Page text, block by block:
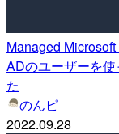
Managed
ADのユーザーを
た
のんピ
2022.09.28